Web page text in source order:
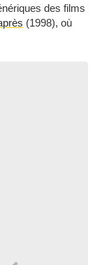
des films
(1998), où